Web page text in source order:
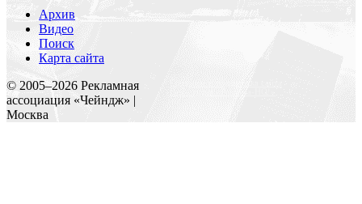
Архив
Видео
Поиск
Карта сайта
© 2005–2026 Рекламная
ассоциация «Чейндж» |
Москва